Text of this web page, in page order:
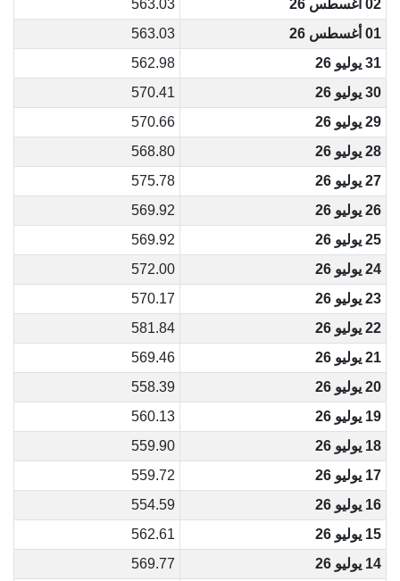
02 أغسطس 26
563.03
01 أغسطس 26
563.03
31 يوليو 26
562.98
30 يوليو 26
570.41
29 يوليو 26
570.66
28 يوليو 26
568.80
27 يوليو 26
575.78
26 يوليو 26
569.92
25 يوليو 26
569.92
24 يوليو 26
572.00
23 يوليو 26
570.17
22 يوليو 26
581.84
21 يوليو 26
569.46
20 يوليو 26
558.39
19 يوليو 26
560.13
18 يوليو 26
559.90
17 يوليو 26
559.72
16 يوليو 26
554.59
15 يوليو 26
562.61
14 يوليو 26
569.77